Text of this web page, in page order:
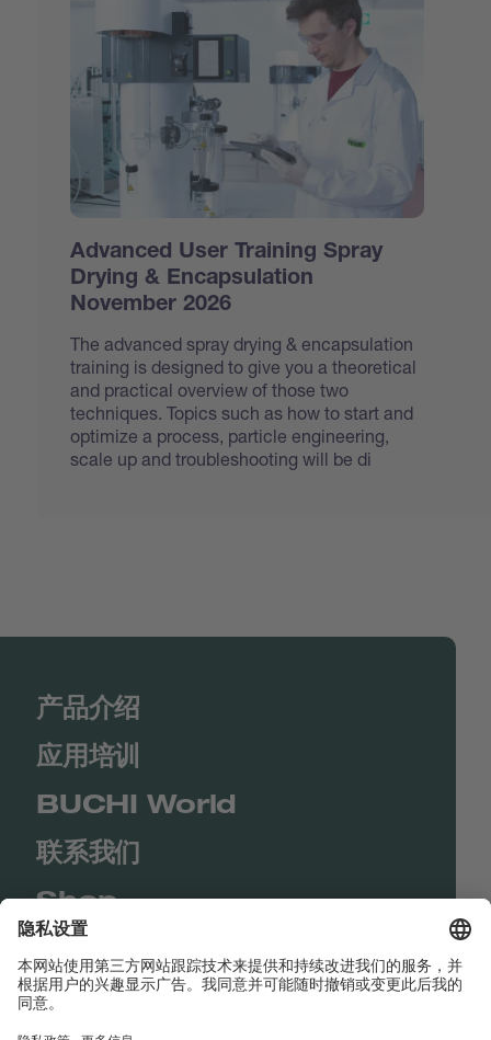
Advanced User Training Spray
Drying & Encapsulation
November 2026
The advanced spray drying & encapsulation
training is designed to give you a theoretical
and practical overview of those two
techniques. Topics such as how to start and
optimize a process, particle engineering,
scale up and troubleshooting will be di
产品介绍
应用培训
BUCHI World
联系我们
Shop
Contact us